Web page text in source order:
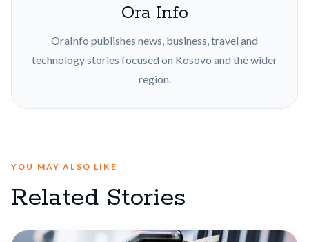
Ora Info
OraInfo publishes news, business, travel and
technology stories focused on Kosovo and the wider
region.
YOU MAY ALSO LIKE
Related Stories